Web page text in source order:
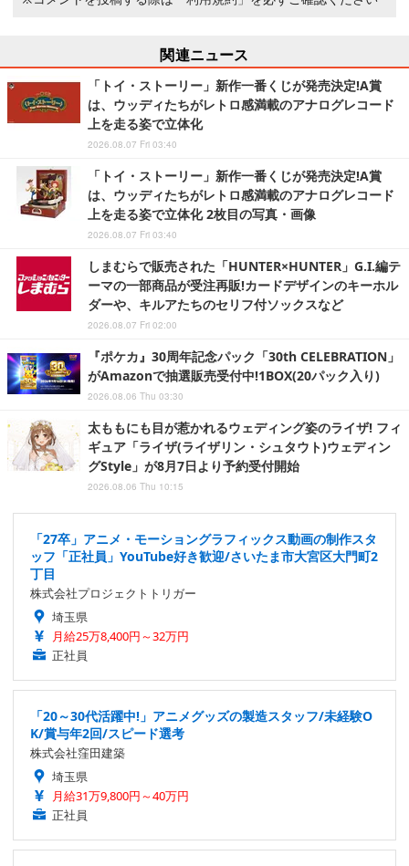
関連ニュース
「トイ・ストーリー」新作一番くじが発売決定!A賞
は、ウッディたちがレトロ感満載のアナログレコード
上を走る姿で立体化
2026.08.07 Fri 03:40
「トイ・ストーリー」新作一番くじが発売決定!A賞
は、ウッディたちがレトロ感満載のアナログレコード
上を走る姿で立体化 2枚目の写真・画像
2026.08.07 Fri 03:40
しまむらで販売された「HUNTER×HUNTER」G.I.編テ
ーマの一部商品が受注再販!カードデザインのキーホル
ダーや、キルアたちのセリフ付ソックスなど
2026.08.07 Fri 02:00
『ポケカ』30周年記念パック「30th CELEBRATION」
がAmazonで抽選販売受付中!1BOX(20パック入り)
2026.08.06 Thu 03:30
太ももにも目が惹かれるウェディング姿のライザ! フィ
ギュア「ライザ(ライザリン・シュタウト)ウェディン
グStyle」が8月7日より予約受付開始
2026.08.06 Thu 10:15
「27卒」アニメ・モーショングラフィックス動画の制作スタ
ッフ「正社員」YouTube好き歓迎/さいたま市大宮区大門町2
丁目
株式会社プロジェクトトリガー
埼玉県
月給25万8,400円～32万円
正社員
「20～30代活躍中!」アニメグッズの製造スタッフ/未経験O
K/賞与年2回/スピード選考
株式会社窪田建築
埼玉県
月給31万9,800円～40万円
正社員